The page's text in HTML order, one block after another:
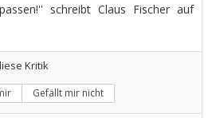
schreibt Claus Fischer auf
Kritik
Gefällt mir nicht